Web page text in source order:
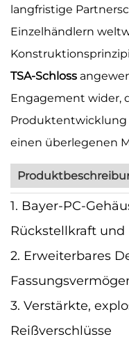
langfristige
Einzelhändlern
TSA-Schloss
Engagement wider,
Produktentwicklung
einen überlegenen
1. Bayer-PC-
Rückstellkraft
2. Erweiterbares
3. Verstärkte,
Reißverschlüsse